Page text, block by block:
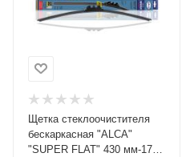
Щетка стеклоочистителя
бескаркасная "ALCA"
"SUPER FLAT" 430 мм-17"